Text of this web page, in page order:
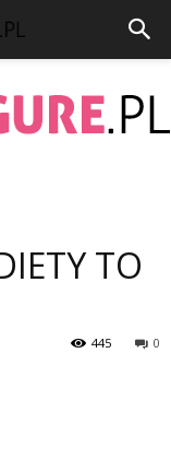
TO
0
445